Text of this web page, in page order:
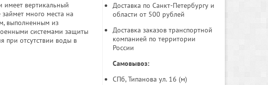
имеет вертикальный
много места на
выполненным из
системами защиты
при отсутствии воды в
Доставка по Санкт-Петербургу и
области от 500 рублей
Доставка заказов транспортной
компанией по территории
России
Самовывоз:
СПб, Типанова ул. 16 (м)